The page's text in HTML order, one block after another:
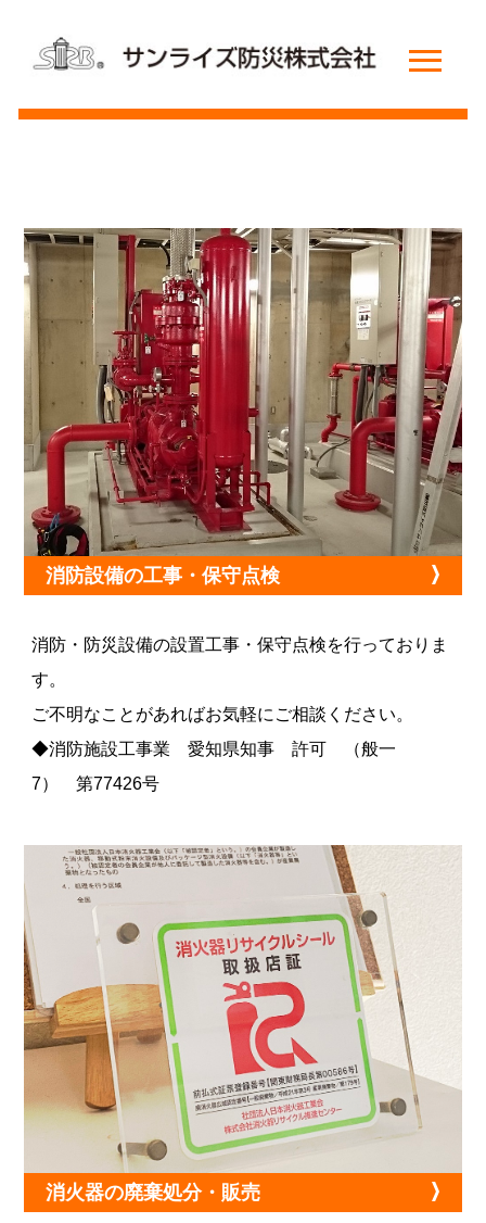
消防設備の工事・保守点検
消防・防災設備の設置工事・保守点検を行っておりま
す。
ご不明なことがあればお気軽にご相談ください。
◆消防施設工事業 愛知県知事 許可 （般一
7） 第77426号
消火器の廃棄処分・販売